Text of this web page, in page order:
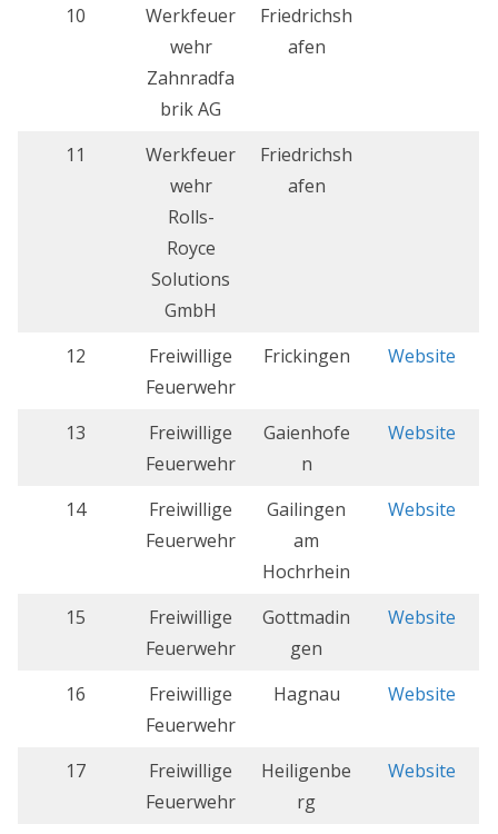
10
Werkfeuer
wehr
Zahnradfa
brik AG
Friedrichsh
afen
11
Werkfeuer
wehr
Rolls-
Royce
Solutions
GmbH
Friedrichsh
afen
12
Freiwillige
Feuerwehr
Frickingen Website
13
Freiwillige
Feuerwehr
Gaienhofe
n
Website
14
Freiwillige
Feuerwehr
Gailingen
am
Hochrhein
Website
15
Freiwillige
Feuerwehr
Gottmadin
gen
Website
16
Freiwillige
Feuerwehr
Hagnau Website
17
Freiwillige
Feuerwehr
Heiligenbe
rg
Website